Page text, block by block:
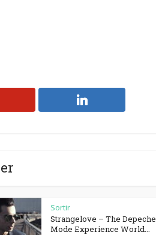
Sortir
Strangelove – The Depeche
Mode Experience World...